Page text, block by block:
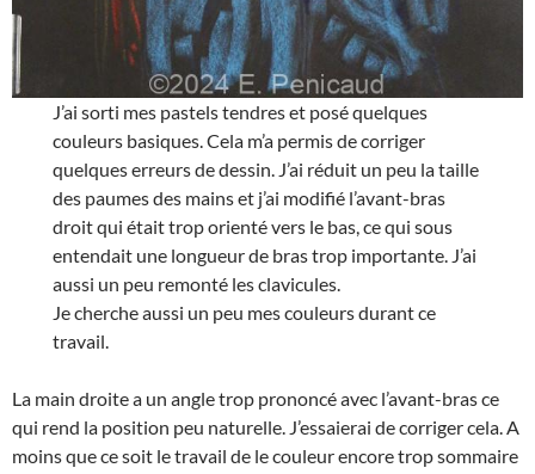
J’ai sorti mes pastels tendres et posé quelques
couleurs basiques. Cela m’a permis de corriger
quelques erreurs de dessin. J’ai réduit un peu la taille
des paumes des mains et j’ai modifié l’avant-bras
droit qui était trop orienté vers le bas, ce qui sous
entendait une longueur de bras trop importante. J’ai
aussi un peu remonté les clavicules.
Je cherche aussi un peu mes couleurs durant ce
travail.
La main droite a un angle trop prononcé avec l’avant-bras ce
qui rend la position peu naturelle. J’essaierai de corriger cela. A
moins que ce soit le travail de le couleur encore trop sommaire